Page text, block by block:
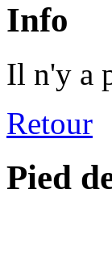
Info
Il n'y a
Retour
Pied